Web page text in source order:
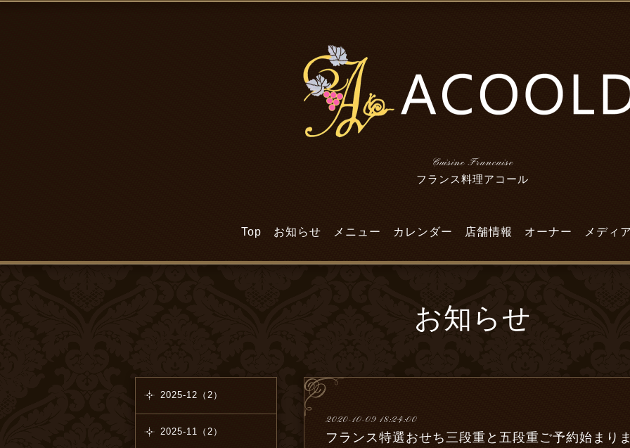
Cuisine Francaise
フランス料理アコール
Top お知らせ メニュー カレンダー 店舗情報 オーナー メディ
お知らせ
2020-10-09 18:24:00
フランス特選おせち三段重と五段重ご予約始まり
2025-12（2）
2025-11（2）